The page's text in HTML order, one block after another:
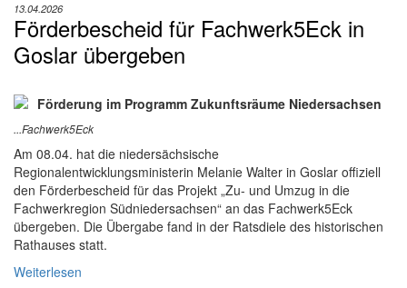
13.04.2026
Förderbescheid für Fachwerk5Eck in
Goslar übergeben
Förderung im Programm Zukunftsräume Niedersachsen
...Fachwerk5Eck
Am 08.04. hat die niedersächsische
Regionalentwicklungsministerin Melanie Walter in Goslar offiziell
den Förderbescheid für das Projekt „Zu- und Umzug in die
Fachwerkregion Südniedersachsen“ an das Fachwerk5Eck
übergeben. Die Übergabe fand in der Ratsdiele des historischen
Rathauses statt.
Weiterlesen